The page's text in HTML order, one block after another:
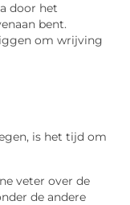
door het
bent.
om wrijving
is het tijd om
veter over de
de andere